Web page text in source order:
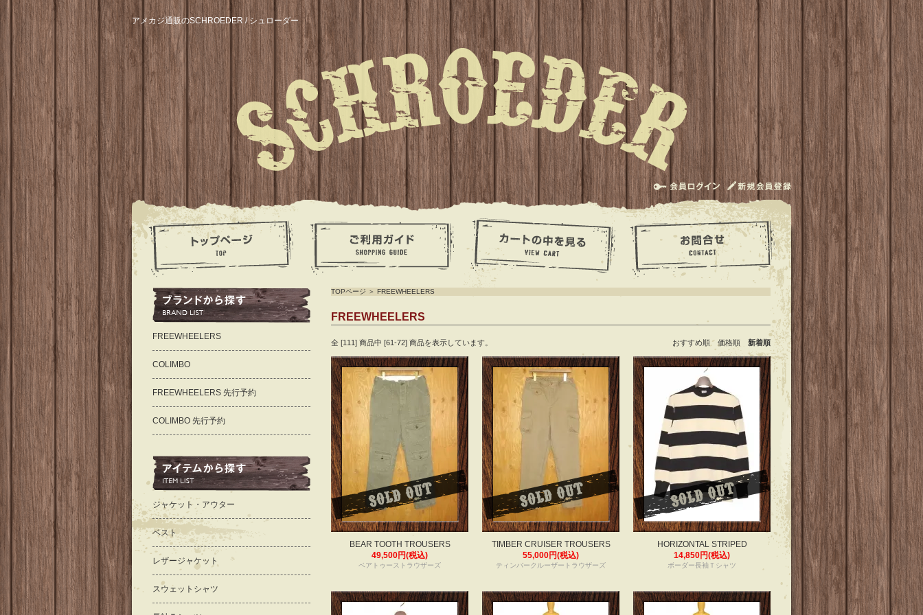
アメカジ通販のSCHROEDER / シュローダー
TOPページ ＞ FREEWHEELERS
FREEWHEELERS
全 [111] 商品中 [61-72] 商品を表示しています。 おすすめ順 価格順 新着順
BEAR TOOTH TROUSERS
49,500円(税込)
ベアトゥーストラウザーズ
TIMBER CRUISER TROUSERS
55,000円(税込)
ティンバークルーザートラウザーズ
HORIZONTAL STRIPED
14,850円(税込)
ボーダー長袖Ｔシャツ
FREEWHEELERS
COLIMBO
FREEWHEELERS 先行予約
COLIMBO 先行予約
ジャケット・アウター
ベスト
レザージャケット
スウェットシャツ